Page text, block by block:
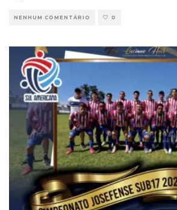
NENHUM COMENTÁRIO 0